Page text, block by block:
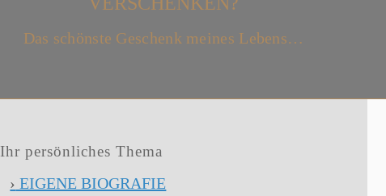
Das schönste Geschenk meines Lebens…
Ihr persönliches Thema
› EIGENE BIOGRAFIE